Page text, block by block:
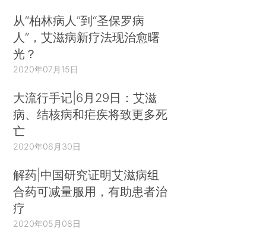
从“柏林病人”到“圣保罗病
人”，艾滋病新疗法现治愈曙
光？
2020年07月15日
大流行手记|6月29日：艾滋
病、结核病和疟疾将致更多死
亡
2020年06月30日
解药|中国研究证明艾滋病组
合药可减量服用，有助患者治
疗
2020年05月08日